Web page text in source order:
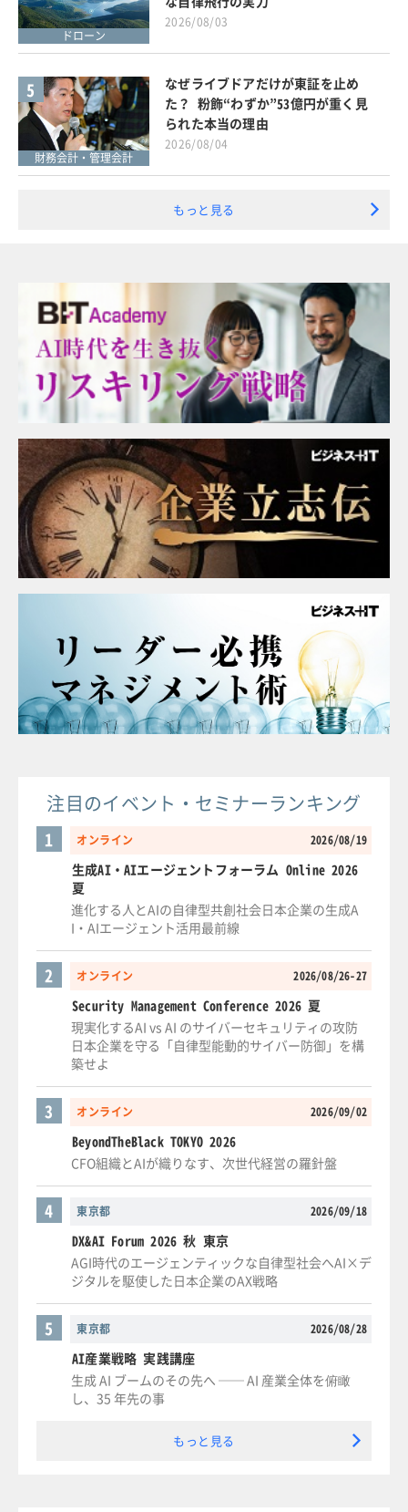
ドローン
2026/08/03
5
財務会計・管理会計
なぜライブドアだけが東証を止め
た？ 粉飾“わずか”53億円が重く見
られた本当の理由
2026/08/04
もっと見る
注目のイベント・セミナーランキング
オンライン 2026/08/19
1
生成AI・AIエージェントフォーラム Online 2026
夏
進化する人とAIの自律型共創社会日本企業の生成A
I・AIエージェント活用最前線
オンライン 2026/08/26-27
2
Security Management Conference 2026 夏
現実化するAI vs AI のサイバーセキュリティの攻防
日本企業を守る「自律型能動的サイバー防御」を構
築せよ
オンライン 2026/09/02
3
BeyondTheBlack TOKYO 2026
CFO組織とAIが織りなす、次世代経営の羅針盤
東京都 2026/09/18
4
DX&AI Forum 2026 秋 東京
AGI時代のエージェンティックな自律型社会へAI×デ
ジタルを駆使した日本企業のAX戦略
東京都 2026/08/28
5
AI産業戦略 実践講座
生成 AI ブームのその先へ ── AI 産業全体を俯瞰
し、35 年先の事
もっと見る